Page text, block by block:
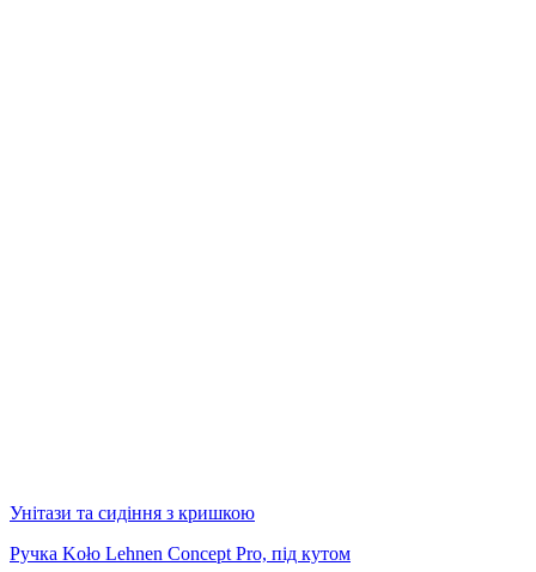
Унітази та сидіння з кришкою
Ручка Koło Lehnen Concept Pro, під кутом